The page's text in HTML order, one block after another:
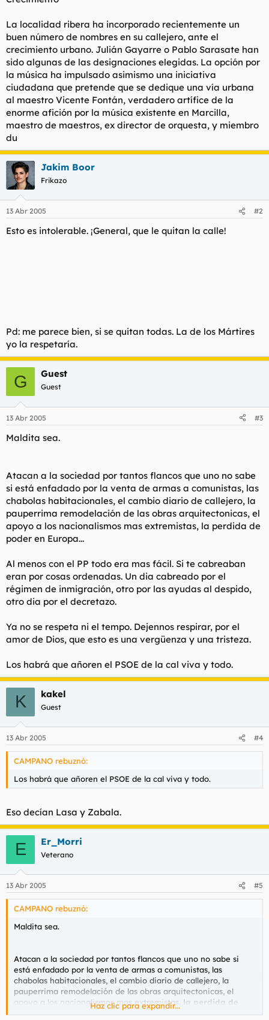
La localidad ribera ha incorporado recientemente un
buen número de nombres en su callejero, ante el
crecimiento urbano. Julián Gayarre o Pablo Sarasate han
sido algunas de las designaciones elegidas. La opción por
la música ha impulsado asimismo una iniciativa
ciudadana que pretende que se dedique una vía urbana
al maestro Vicente Fontán, verdadero artífice de la
enorme afición por la música existente en Marcilla,
maestro de maestros, ex director de orquesta, y miembro
du
Jakim Boor
Frikazo
13 Abr 2005 #2
Esto es intolerable. ¡General, que le quitan la calle!
Pd: me parece bien, si se quitan todas. La de los Mártires
yo la respetaría.
G Guest
Guest
13 Abr 2005 #3
Maldita sea.
Atacan a la sociedad por tantos flancos que uno no sabe
si está enfadado por la venta de armas a comunistas, las
chabolas habitacionales, el cambio diario de callejero, la
pauperrima remodelación de las obras arquitectonicas, el
apoyo a los nacionalismos mas extremistas, la perdida de
poder en Europa...
Al menos con el PP todo era mas fácil. Si te cabreaban
eran por cosas ordenadas. Un dia cabreado por el
régimen de inmigración, otro por las ayudas al despido,
otro dia por el decretazo.
Ya no se respeta ni el tempo. Dejennos respirar, por el
amor de Dios, que esto es una vergüenza y una tristeza.
Los habrá que añoren el PSOE de la cal viva y todo.
K kakel
Guest
13 Abr 2005 #4
CAMPANO rebuznó:
Los habrá que añoren el PSOE de la cal viva y todo.
Eso decían Lasa y Zabala.
E Er_Morri
Veterano
13 Abr 2005 #5
CAMPANO rebuznó:
Maldita sea.
Atacan a la sociedad por tantos flancos que uno no sabe si
está enfadado por la venta de armas a comunistas, las
chabolas habitacionales, el cambio diario de callejero, la
pauperrima remodelación de las obras arquitectonicas, el
apoyo a los nacionalismos mas extremistas, la perdida de
poder en Europa...
Haz clic para expandir...